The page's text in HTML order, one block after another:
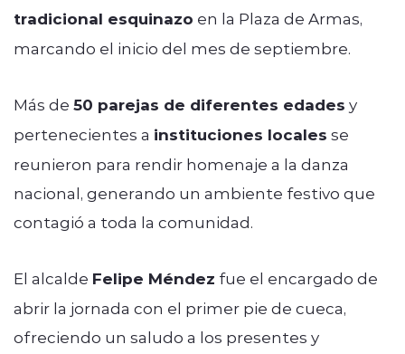
tradicional esquinazo en la Plaza de Armas,
marcando el inicio del mes de septiembre.
Más de 50 parejas de diferentes edades y
pertenecientes a instituciones locales se
reunieron para rendir homenaje a la danza
nacional, generando un ambiente festivo que
contagió a toda la comunidad.
El alcalde Felipe Méndez fue el encargado de
abrir la jornada con el primer pie de cueca,
ofreciendo un saludo a los presentes y